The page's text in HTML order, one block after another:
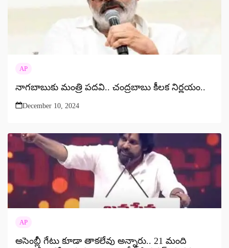
AP
నాగబాబుకు మంత్రి పదవి.. చంద్రబాబు కీలక నిర్ణయం..
December 10, 2024
AP
అసెంబ్లీ గేటు కూడా తాకలేవు అన్నారు.. 21 మంది